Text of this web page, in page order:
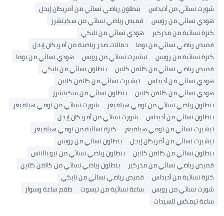
شورت نسائي من أديداس
بنطلون رياضي نسائي من أمريكان إيجل
هودي نسائي من رويس
قميص رياضي نسائي من سكيتشرز
كنزة نسائية من مذركير
هودي نسائي من نايكي
قميص رياضي نسائي من بوما
حمالات صدر رياضية من أمريكان إيجل
كنزة نسائية من رويس
تيشيرت نسائي من رويس
هودي نسائي من بوما
قميص رياضي نسائي من كالفن كلاين
بنطلون نسائي من نايكي
هودي نسائي من أديداس
تيشيرت نسائي من كالفن كلاين
هودي نسائي من كالفن كلاين
بنطلون نسائي من سكيتشرز
بنطلون رياضي نسائي من تومي هيلفيغر
شورت نسائي من تومي هيلفيغر
بنطلون نسائي من أديداس
شورت نسائي من أمريكان إيجل
تيشيرت نسائي من تومي هيلفيغر
كنزة نسائية من تومي هيلفيغر
تيشيرت نسائي من أمريكان إيجل
بنطلون نسائي من رويس
بنطلون نسائي من كالفن كلاين
بنطلون رياضي نسائي من نيو بالانس
قميص رياضي نسائي من مذركير
بنطلون رياضي نسائي من كالفن كلاين
كنزة نسائية من أديداس
قميص رياضي نسائي من نايكي
شورت نسائي من رويس
ساعة نسائية من تيسوت
طقم ساعة وسوار
ساعة تيمكس للسيدات